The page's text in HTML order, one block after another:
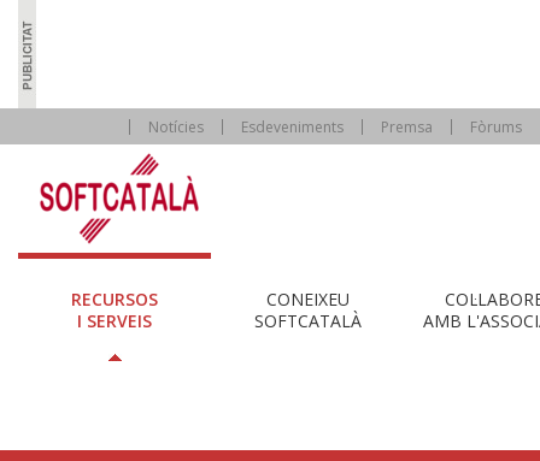
Notícies Esdeveniments Premsa Fòrums
RECURSOS
I SERVEIS
CONEIXEU
SOFTCATALÀ
AMB